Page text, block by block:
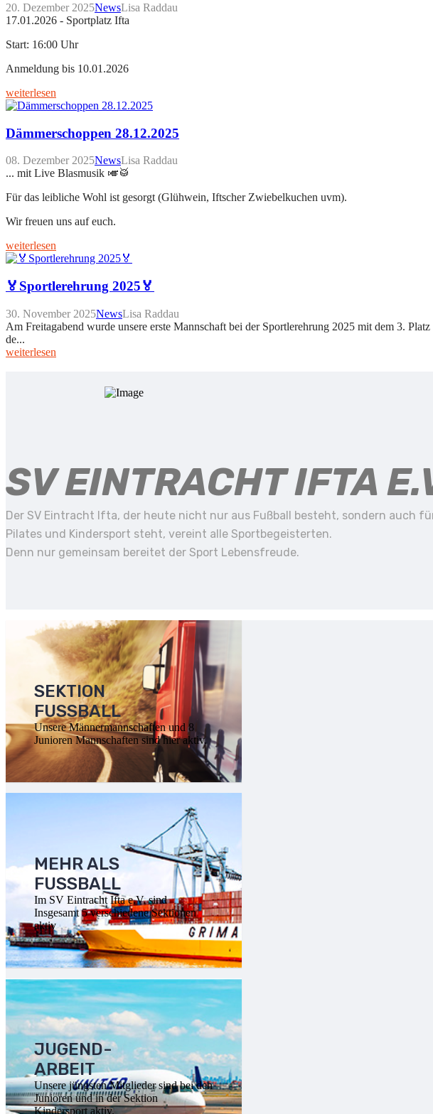
20. Dezember 2025NewsLisa Raddau
17.01.2026 - Sportplatz Ifta
Start: 16:00 Uhr
Anmeldung bis 10.01.2026
weiterlesen
Dämmerschoppen 28.12.2025
08. Dezember 2025NewsLisa Raddau
... mit Live Blasmusik 🎺🥁
Für das leibliche Wohl ist gesorgt (Glühwein, Iftscher Zwiebelkuchen uvm).
Wir freuen uns auf euch.
weiterlesen
🏅Sportlerehrung 2025🏅
30. November 2025NewsLisa Raddau
Am Freitagabend wurde unsere erste Mannschaft bei der Sportlerehrung 2025 mit dem 3.
de...
weiterlesen
SV EINTRACHT IFTA
Der SV Eintracht Ifta, der heute nicht nur aus Fußball besteht, sondern auch
Pilates und Kindersport steht, vereint alle Sportbegeisterten.
Denn nur gemeinsam bereitet der Sport Lebensfreude.
SEKTION
FUSSBALL
Unsere Männermannschaften und 8
Junioren Mannschaften sind hier aktiv.
MEHR ALS
FUSSBALL
Im SV Eintracht Ifta e.V. sind
Insgesamt 5 verschiedene Sektionen
aktiv
JUGEND-
ARBEIT
Unsere jüngsten Mitglieder sind bei den
Junioren und in der Sektion
Kindersport aktiv.